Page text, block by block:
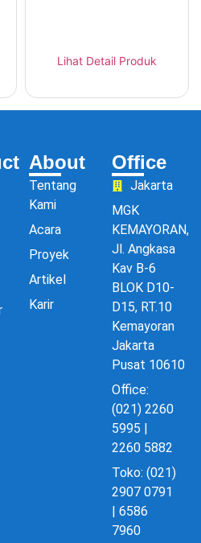
Lihat Detail Produk
About
Tentang
Kami
Acara
Proyek
Artikel
Karir
Office
Jakarta
MGK
KEMAYORAN,
Jl. Angkasa
Kav B-6
BLOK D10-
D15, RT.10
Kemayoran
Jakarta
Pusat 10610
Office:
(021) 2260
5995 |
2260 5882
Toko: (021)
2907 0791
| 6586
7960